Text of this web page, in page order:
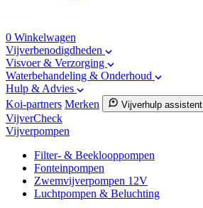
0 Winkelwagen
Vijverbenodigdheden
Visvoer & Verzorging
Waterbehandeling & Onderhoud
Hulp & Advies
Koi-partners Merken Vijverhulp assistent
VijverCheck
Vijverpompen
Filter- & Beeklooppompen
Fonteinpompen
Zwemvijverpompen 12V
Luchtpompen & Beluchting